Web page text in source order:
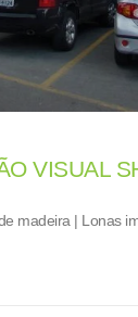
VISUAL
madeira | Lonas